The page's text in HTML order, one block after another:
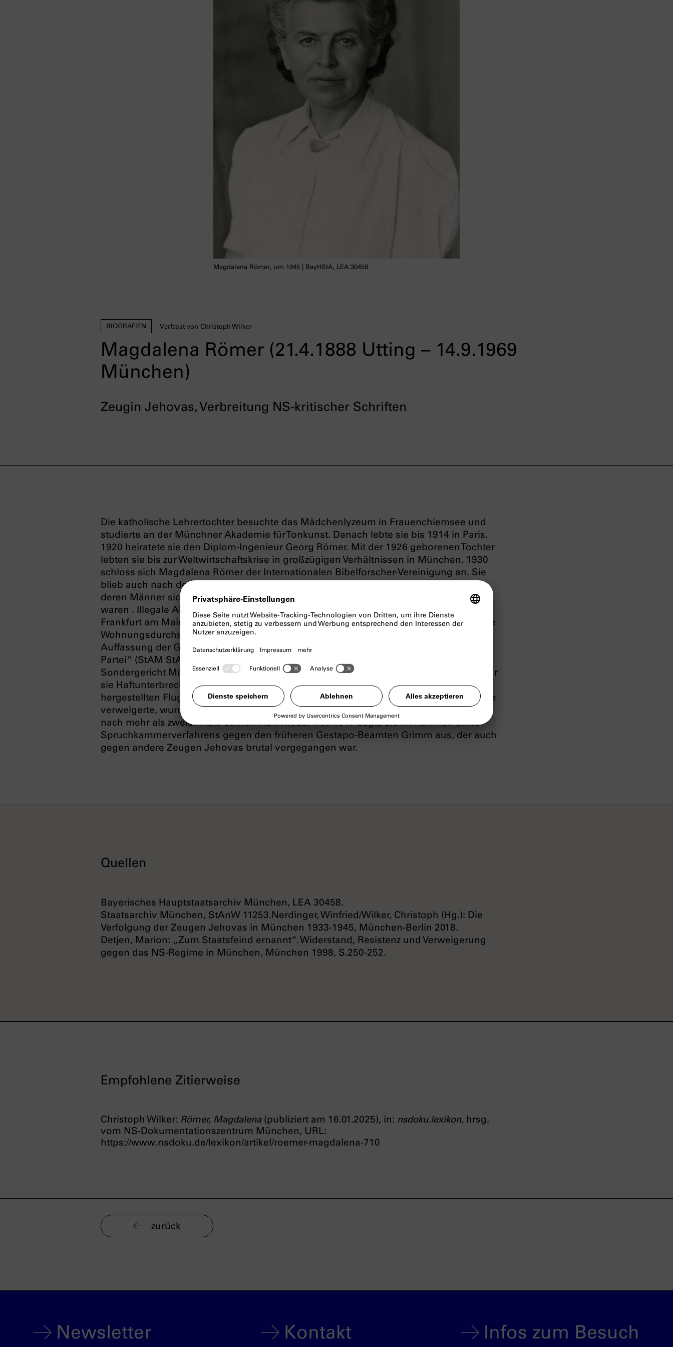
Magdalena Römer (21.4.1888 Utting – 14.9.1969
München)
BIOGRAFIEN Verfasst von Christoph Wilker
Zeugin Jehovas, Verbreitung NS-kritischer Schriften
Magdalena Römer, um 1945 | BayHStA, LEA 30458
Die katholische Lehrertochter besuchte das Mädchenlyzeum in Frauenchiemsee und
studierte an der Münchner Akademie für Tonkunst. Danach lebte sie bis 1914 in Paris.
1920 heiratete sie den Diplom-Ingenieur Georg Römer. Mit der 1926 geborenen Tochter
lebten sie bis zur Weltwirtschaftskrise in großzügigen Verhältnissen in München. 1930
schloss sich Magdalena Römer der Internationalen Bibelforscher-Vereinigung an. Sie
blieb auch nach deren Verbot aktiv, unterstützte z. B. Zeuginnen Jehovas finanziell,
deren Männer sich im
Konzentrationslager
befanden oder hingerichtet worden
waren . Illegale Aktivitäten konnten ihr aber erst 1941 nachgewiesen werden, als in
Frankfurt am Main von ihr verfasste belastende Briefe gefunden wurden. Es folgte eine
Wohnungsdurchsuchung, bei der Bibelforscherschriften entdeckt wurden, die nach
Auffassung der Gestapo „zum großen Teil sehr scharfe Angriffe gegen Staat und
Partei“ (StAM StAnW 11253) enthielten. 1942 wurde Magdalena Römer vom
Sondergericht München zu fünfzehn Monaten Gefängnis verurteilt. Ihr Mann konnte für
sie Haftunterbrechungen erreichen, die sie erneut zur Verbreitung von illegal
hergestellten Flugschriften der Zeugen Jehovas nutzte. Weil sie der Gestapo Auskünfte
verweigerte, wurde sie 1943 in Einzelhaft genommen. Erst zu Kriegsende 1945 kam sie
nach mehr als zweieinhalb Jahren Haft wieder frei. 1947 sagte sie im Rahmen eines
Spruchkammerverfahrens gegen den früheren Gestapo-Beamten Grimm aus, der auch
gegen andere Zeugen Jehovas brutal vorgegangen war.
Quellen
Bayerisches Hauptstaatsarchiv München, LEA 30458.
Staatsarchiv München, StAnW 11253.Nerdinger, Winfried/Wilker, Christoph (Hg.): Die
Verfolgung der Zeugen Jehovas in München 1933-1945, München-Berlin 2018.
Detjen, Marion: „Zum Staatsfeind ernannt“. Widerstand, Resistenz und Verweigerung
gegen das NS-Regime in München, München 1998, S.250-252.
Empfohlene Zitierweise
Christoph Wilker: Römer, Magdalena(publiziert am 16.01.2025), in: nsdoku.lexikon, hrsg.
vom NS-Dokumentationszentrum München, URL:
https://www.nsdoku.de/lexikon/artikel/roemer-magdalena-710
zurück
Newsletter Kontakt Infos zum Besuch